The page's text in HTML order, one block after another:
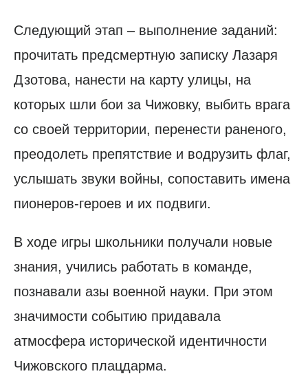
Следующий этап – выполнение заданий:
прочитать предсмертную записку Лазаря
Дзотова, нанести на карту улицы, на
которых шли бои за Чижовку, выбить врага
со своей территории, перенести раненого,
преодолеть препятствие и водрузить флаг,
услышать звуки войны, сопоставить имена
пионеров-героев и их подвиги.
В ходе игры школьники получали новые
знания, учились работать в команде,
познавали азы военной науки. При этом
значимости событию придавала
атмосфера исторической идентичности
Чижовского плацдарма.